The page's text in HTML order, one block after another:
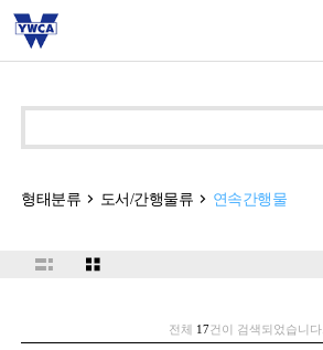
형태분류 도서/간행물류 연속간행물
전체 17건이 검색되었습니다.